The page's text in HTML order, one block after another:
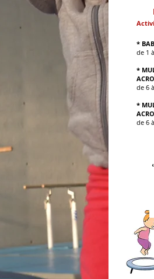
*
de 1
*
de 6 à
*
de 6